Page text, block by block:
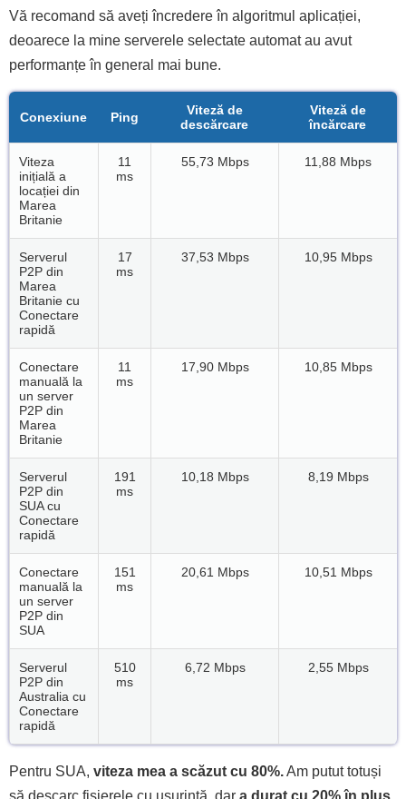
Vă recomand să aveți încredere în algoritmul aplicației,
deoarece la mine serverele selectate automat au avut
performanțe în general mai bune.
Conexiune Ping
Viteză de
descărcare
Viteză de
încărcare
Viteza
inițială a
locației din
Marea
Britanie
11
ms
55,73 Mbps 11,88 Mbps
Serverul
P2P din
Marea
Britanie cu
Conectare
rapidă
17
ms
37,53 Mbps 10,95 Mbps
Conectare
manuală la
un server
P2P din
Marea
Britanie
11
ms
17,90 Mbps 10,85 Mbps
Serverul
P2P din
SUA cu
Conectare
rapidă
191
ms
10,18 Mbps 8,19 Mbps
Conectare
manuală la
un server
P2P din
SUA
151
ms
20,61 Mbps 10,51 Mbps
Serverul
P2P din
Australia cu
Conectare
rapidă
510
ms
6,72 Mbps 2,55 Mbps
Pentru SUA, viteza mea a scăzut cu 80%.Am putut totuși
să descarc fișierele cu ușurință, dar a durat cu 20% în plus